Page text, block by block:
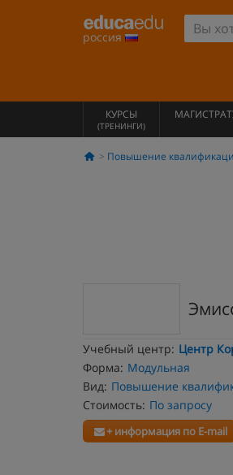
россия
КУРСЫ
(ТРЕНИНГИ)
Повышение
Учебный центр: Центр
Форма: Модульная
Вид: Повышение
Стоимость: По запросу
+ информация по E-mail